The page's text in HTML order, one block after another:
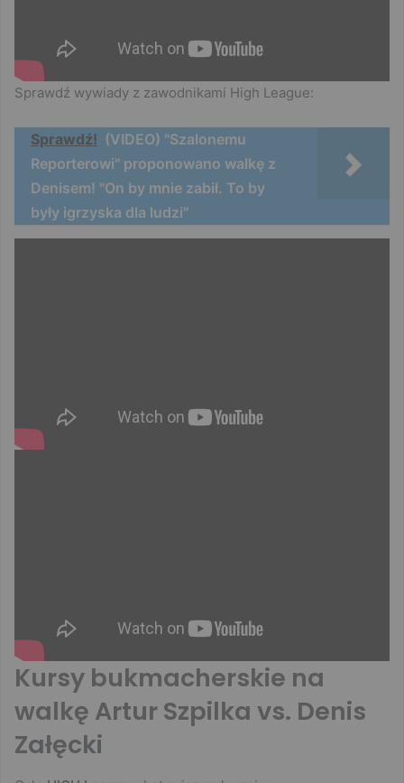
Sprawdź wywiady z zawodnikami High League:
Sprawdź! (VIDEO) "Szalonemu
Reporterowi" proponowano walkę z
Denisem! "On by mnie zabił. To by
były igrzyska dla ludzi"
Kursy bukmacherskie na
walkę Artur Szpilka vs. Denis
Załęcki